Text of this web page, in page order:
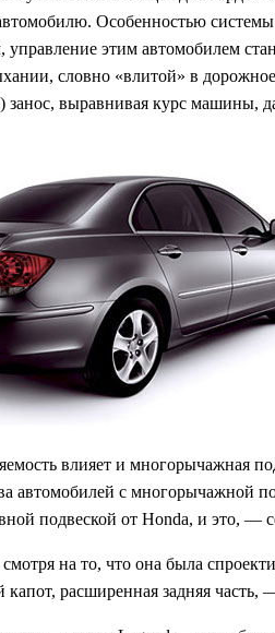
Особенностью системы
управление этим автомобилем
словно «влитой» в
выравнивая курс машины,
влияет и многорычажная
автомобилей с многорычажной
подвеской от Honda, и это, —
на то, что она была
расширенная задняя часть,